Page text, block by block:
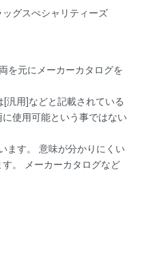
グスぺシャリティーズ
を元にメーカーカタログを
汎用]などと記載されている
使用可能という事ではない
ます。 意味が分かりにくい
。 メーカーカタログなど